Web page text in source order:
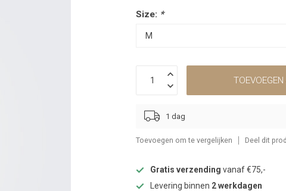
Size: *
1 dag
Toevoegen om te vergelijken Deel dit
Gratis verzending vanaf €75,-
Levering binnen 2 werkdagen